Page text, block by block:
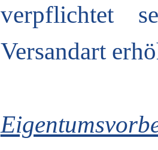
verpflichtet
Versandart